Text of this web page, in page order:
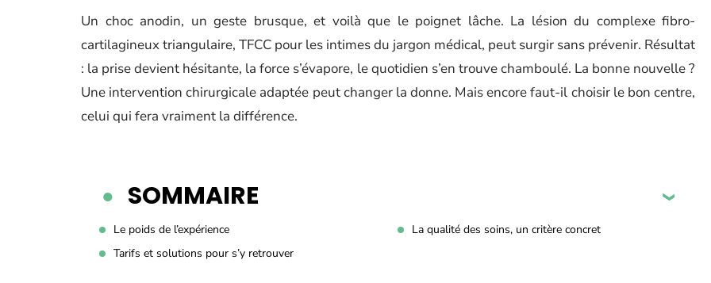
Un choc anodin, un geste brusque, et voilà que le poignet lâche. La lésion du complexe fibro-
cartilagineux triangulaire, TFCC pour les intimes du jargon médical, peut surgir sans prévenir. Résultat
: la prise devient hésitante, la force s’évapore, le quotidien s’en trouve chamboulé. La bonne nouvelle ?
Une intervention chirurgicale adaptée peut changer la donne. Mais encore faut-il choisir le bon centre,
celui qui fera vraiment la différence.
SOMMAIRE
Le poids de l’expérience
La qualité des soins, un critère concret
Tarifs et solutions pour s’y retrouver